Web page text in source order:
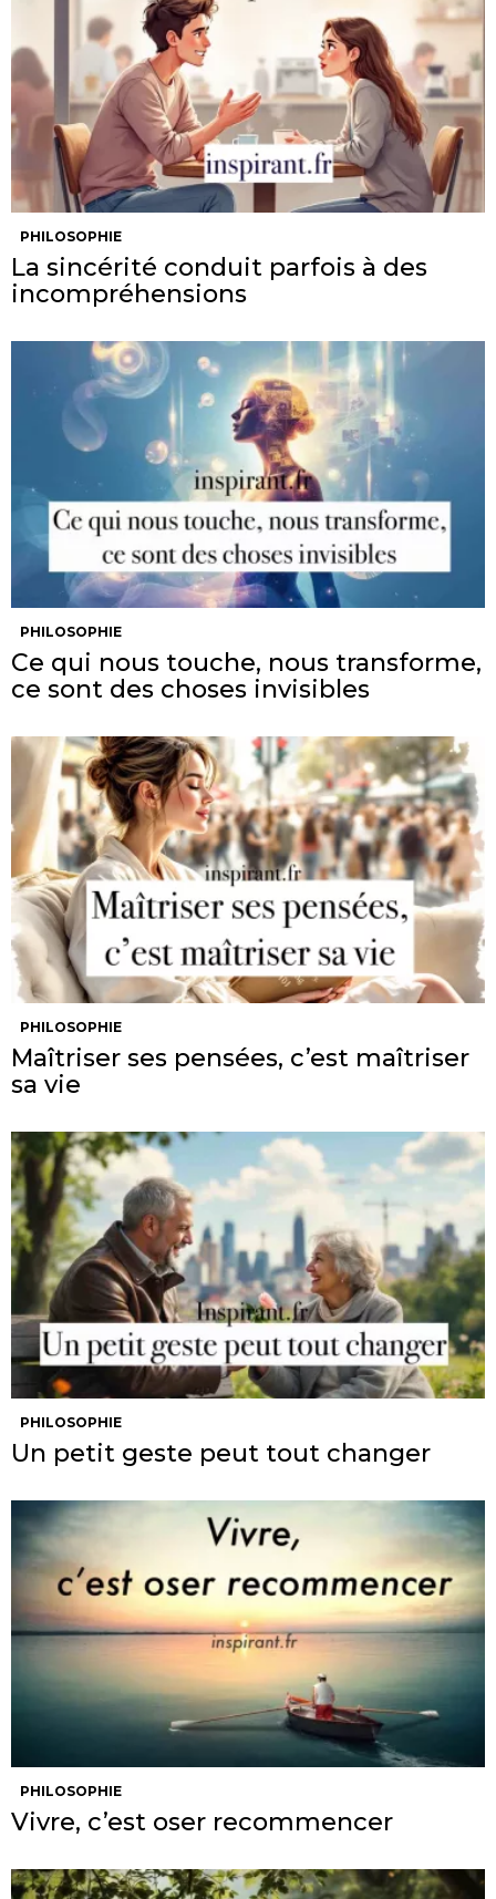
PHILOSOPHIE
La sincérité conduit parfois à des
incompréhensions
PHILOSOPHIE
Ce qui nous touche, nous transforme,
ce sont des choses invisibles
PHILOSOPHIE
Maîtriser ses pensées, c’est maîtriser
sa vie
PHILOSOPHIE
Un petit geste peut tout changer
PHILOSOPHIE
Vivre, c’est oser recommencer